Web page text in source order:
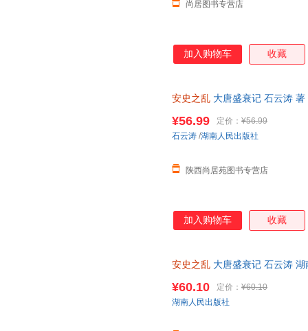
尚居图书专营店
加入购物车 收藏
安史之乱 大唐盛衰记 石云涛 著
¥56.99 定价： ¥56.99
陕西尚居苑图书专营店
石云涛 /湖南人民出版社
加入购物车 收藏
安史之乱 大唐盛衰记 石云涛
¥60.10 定价： ¥60.10
湖南人民出版社